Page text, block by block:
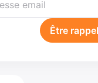
Être